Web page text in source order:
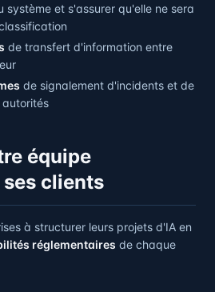
système et s'assurer qu'elle ne sera
de transfert d'information entre
de signalement d'incidents et de
équipe
clients
à structurer leurs projets d'IA en
réglementaires de chaque